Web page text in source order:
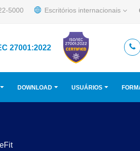
5000 Escritórios internacionais
27001:2022
DOWNLOAD USUÁRIOS